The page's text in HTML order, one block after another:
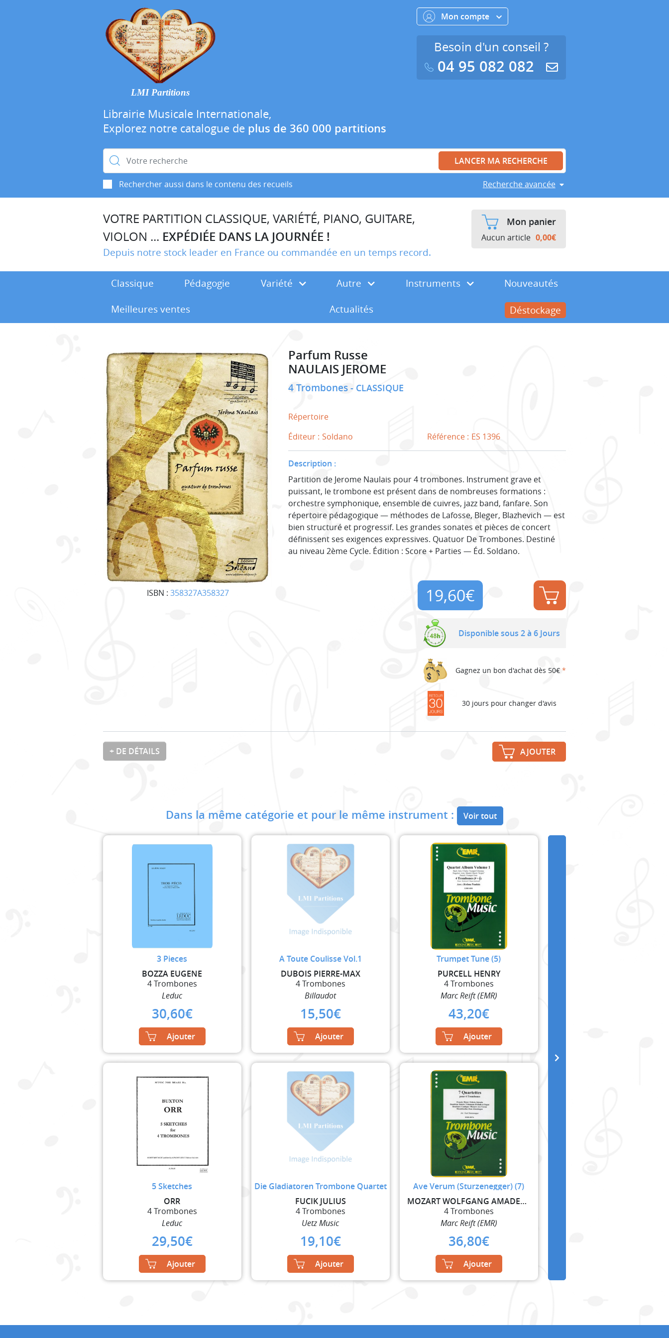
LMI Partitions
Librairie Musicale Internationale,
Explorez notre catalogue de plus de 360 000 partitions
Rechercher :
Rechercher aussi dans le contenu des recueils Recherche avancée
Mon compte
Besoin d'un conseil ?
04 95 082 082
VOTRE PARTITION CLASSIQUE, VARIÉTÉ, PIANO, GUITARE,
VIOLON ... EXPÉDIÉE DANS LA JOURNÉE !
Depuis notre stock leader en France ou commandée en un temps record.
Mon panier
Aucun article 0,00€
Classique Pédagogie Variété Autre Instruments
Nouveautés
Meilleures ventes
Actualités Déstockage
ISBN : 358327A358327
Parfum Russe
NAULAIS JEROME
4 Trombones CLASSIQUE
Répertoire
Éditeur : Soldano Référence : ES 1396
Description :
Partition de Jerome Naulais pour 4 trombones. Instrument grave et
puissant, le trombone est présent dans de nombreuses formations :
orchestre symphonique, ensemble de cuivres, jazz band, fanfare. Son
répertoire pédagogique — méthodes de Lafosse, Bleger, Blazhevich — est
bien structuré et progressif. Les grandes sonates et pièces de concert
définissent ses exigences expressives. Quatuor De Trombones. Destiné
au niveau 2ème Cycle. Édition : Score + Parties — Éd. Soldano.
19,60€
Disponible sous 2 à 6 Jours
Gagnez un bon d'achat dès 50€ *
30 jours pour changer d'avis
+ DE DÉTAILS AJOUTER
Dans la même catégorie et pour le même instrument : Voir tout
3 Pieces
BOZZA EUGENE
4 Trombones
Leduc
30,60€
Ajouter
A Toute Coulisse Vol.1
DUBOIS PIERRE-MAX
4 Trombones
Billaudot
15,50€
Ajouter
Trumpet Tune (5)
PURCELL HENRY
4 Trombones
Marc Reift (EMR)
43,20€
Ajouter
5 Sketches
ORR
4 Trombones
Leduc
29,50€
Ajouter
Die Gladiatoren Trombone Quartet
FUCIK JULIUS
4 Trombones
Uetz Music
19,10€
Ajouter
Ave Verum (Sturzenegger) (7)
MOZART WOLFGANG AMADEUS
4 Trombones
Marc Reift (EMR)
36,80€
Ajouter